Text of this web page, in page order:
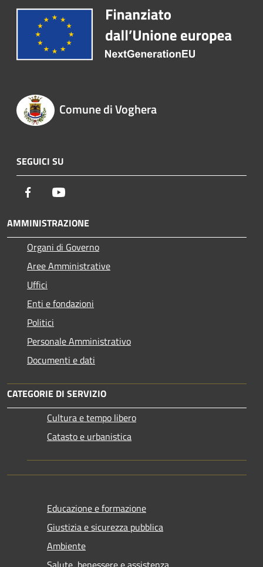
Comune di Voghera
SEGUICI SU
Facebook
AMMINISTRAZIONE
Organi di Governo
Aree Amministrative
Uffici
Enti e fondazioni
Politici
Personale Amministrativo
Documenti e dati
CATEGORIE DI SERVIZIO
Cultura e tempo libero
Catasto e urbanistica
Educazione e formazione
Giustizia e sicurezza pubblica
Ambiente